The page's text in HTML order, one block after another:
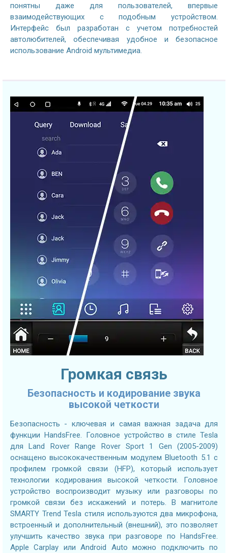
понятны даже для пользователей, впервые
взаимодействующих с подобным устройством.
Интерфейс был разработан с учетом потребностей
автолюбителей, обеспечивая удобное и безопасное
использование Android мультимедиа.
Громкая связь
Безопасность и кодирование звука
высокой четкости
Безопасность - ключевая и самая важная задача для
функции HandsFree. Головное устройство в стиле Tesla
для Land Rover Range Rover Sport 1 Gen (2005-2009)
оснащено высококачественным модулем Bluetooth 5.1 с
профилем громкой связи (HFP), который использует
технологии кодирования высокой четкости. Головное
устройство воспроизводит музыку или разговоры по
громкой связи без искажений и потерь. В магнитоле
SMARTY Trend Tesla стиля используются два микрофона,
встроенный и дополнительный (внешний), это позволяет
улучшить качество звука при разговоре по HandsFree.
Apple Carplay или Android Auto можно подключить по